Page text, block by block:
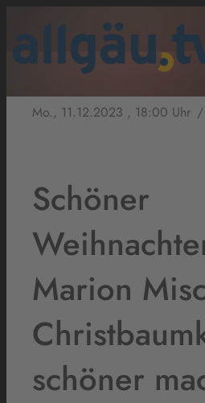
Mo., 11.12.2023 , 18:00 Uhr /
Schöner
Marion
schöner